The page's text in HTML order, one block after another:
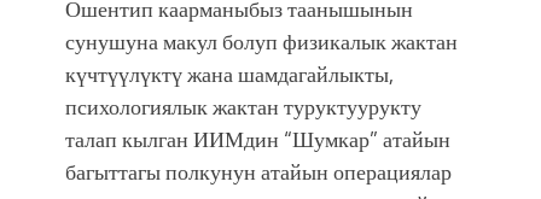
Ошентип каарманыбыз таанышынын
сунушуна макул болуп физикалык жактан
күчтүүлүктү жана шамдагайлыкты,
психологиялык жактан туруктуурукту
талап кылган ИИМдин “Шумкар” атайын
багыттагы полкунун атайын операциялар